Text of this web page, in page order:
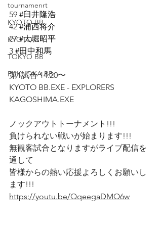
tournamenrt
KYOTO BB
KYOTO
TOKYO BB
FUKUOKA BB
59 #臼井隆浩
42 #浦西将介
27 #大堀昭平
3 #田中和馬
第1試合 14:20〜
KYOTO BB.EXE - EXPLORERS
KAGOSHIMA.EXE﻿
ノックアウトトーナメント!!!
負けられない戦いが始まります!!!
無観客試合となりますが﻿ライブ配信を
通して
皆様からの熱い応援﻿よろしくお願いし
ます!!!﻿
https://youtu.be/QqeegaDMO6w